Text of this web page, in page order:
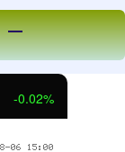
-0.02%